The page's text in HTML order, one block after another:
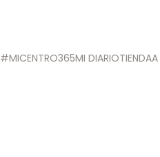
#MICENTRO365MI DIARIOTIENDAA